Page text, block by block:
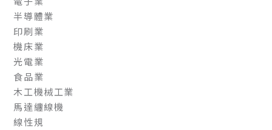
半導體業
印刷業
機床業
光電業
食品業
木工機械工業
馬達纏線機
線性規